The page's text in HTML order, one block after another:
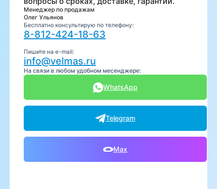
Менеджер по продажам
Олег Ульянов
Бесплатно консультирую по телефону:
8-812-424-18-63
Пишите на e-mail:
info@velmas.ru
На связи в любом удобном месенджере:
WhatsApp
Telegram
Max